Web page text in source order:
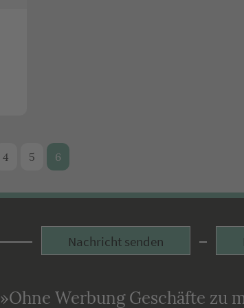
4 5 6
Nachricht senden
»Ohne Werbung Geschäfte zu